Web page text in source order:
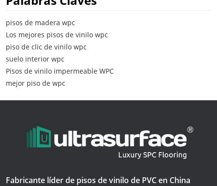
pisos de madera wpc
Los mejores pisos de vinilo wpc
piso de clic de vinilo wpc
suelo interior wpc
Pisos de vinilo impermeable WPC
mejor piso de wpc
Fabricante líder de pisos de vinilo de PVC en China